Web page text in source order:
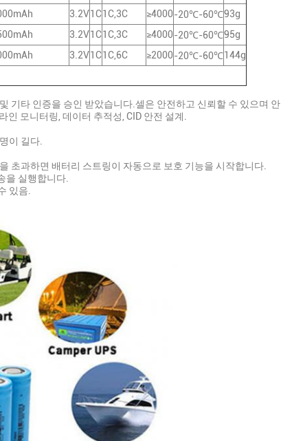
3.2V1C1C,3C ≥4000-20℃-60℃93g
3.2V1C1C,3C ≥4000-20℃-60℃95g
3.2V1C1C,6C ≥2000-20℃-60℃144g
기타 인증을 승인 받았습니다.셀은 안전하고 신뢰할 수 있으며
모니터링, 데이터 추적성, CID 안전 설계.
이 길다.
초과하면 배터리 스트링이 자동으로 보호 기능을 시작합니다.
을 실행합니다.
있음.